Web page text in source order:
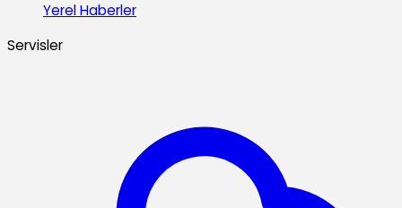
Yerel Haberler
Servisler